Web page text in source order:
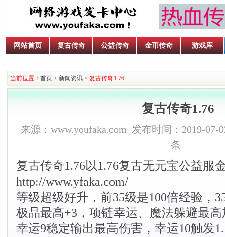
网站首页 复古传奇 公益传奇 金币传奇 游戏库
当前位置： 首页 > 新闻资讯 > 复古传奇1.76
复古传奇1.76
来源：www.youfaka.com 发布时间：2019-07-
条
复古传奇1.76以1.76复古无元宝公益服
http://www.yfaka.com/
等级超级好升，前35级是100倍经验，
极品最高+3，项链幸运、魔法躲避最
幸运9稳定输出最高伤害，幸运10触发